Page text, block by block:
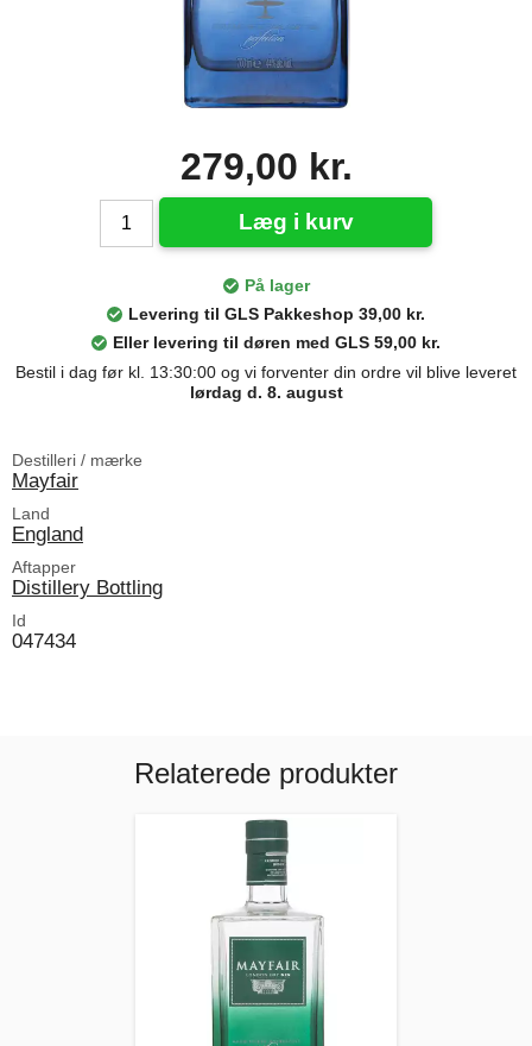
279,00 kr.
Læg i kurv
På lager
Levering til GLS Pakkeshop 39,00 kr.
Eller levering til døren med GLS 59,00 kr.
Bestil i dag før kl. 13:30:00 og vi forventer din ordre vil blive leveret
lørdag d. 8. august
Destilleri / mærke
Mayfair
Land
England
Aftapper
Distillery Bottling
Id
047434
Relaterede produkter